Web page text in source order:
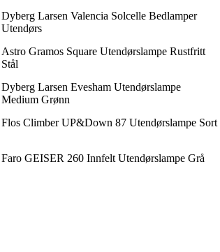
Dyberg Larsen Valencia Solcelle Bedlamper
Utendørs
Astro Gramos Square Utendørslampe Rustfritt
Stål
Dyberg Larsen Evesham Utendørslampe
Medium Grønn
Flos Climber UP&Down 87 Utendørslampe Sort
Faro GEISER 260 Innfelt Utendørslampe Grå